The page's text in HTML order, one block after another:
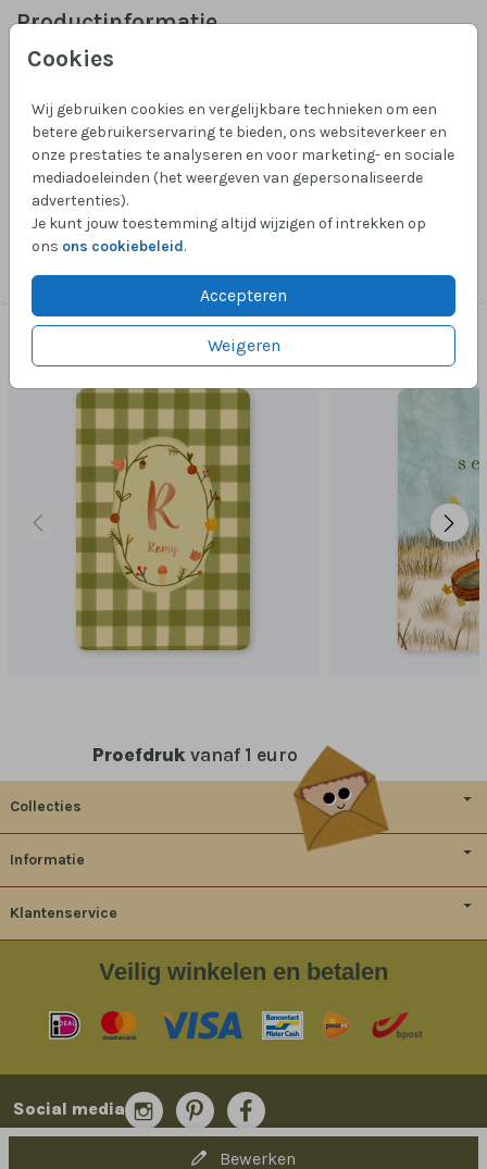
Cookies
Wij gebruiken cookies en vergelijkbare technieken om een
betere gebruikerservaring te bieden, ons websiteverkeer en
onze prestaties te analyseren en voor marketing- en sociale
mediadoeleinden (het weergeven van gepersonaliseerde
advertenties).
Je kunt jouw toestemming altijd wijzigen of intrekken op
ons ons cookiebeleid.
Accepteren
Weigeren
Productinformatie
Omschrijving
Een geboortekaartje met een strand in de herfst, voor
de echte strandliefhebber in alle seizoenen. Met een
jongetje in een mozesmandje in de duinen en herfst
blaadjes.
Collectie
Foliedruk zelf maken
Dit vind je misschien ook leuk
Bewerken
Proefdruk vanaf 1 euro
Collecties
Informatie
Klantenservice
Veilig winkelen en betalen
Social media
© 2014-2026 Bladergoud